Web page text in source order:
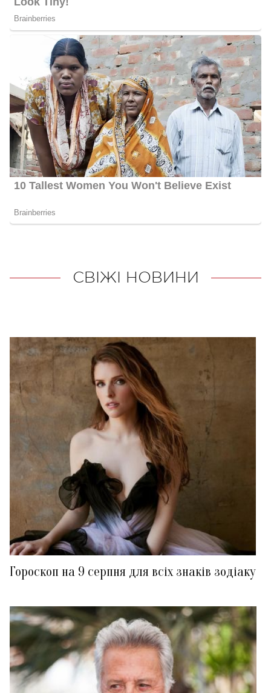
СВІЖІ НОВИНИ
Гороскоп на 9 серпня для всіх знаків зодіаку